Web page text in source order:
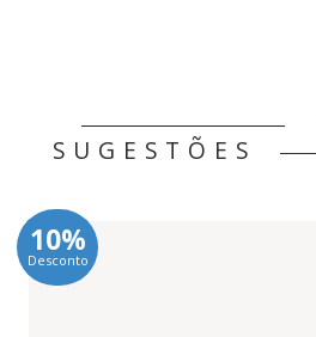
SUGESTÕES
10%
Desconto